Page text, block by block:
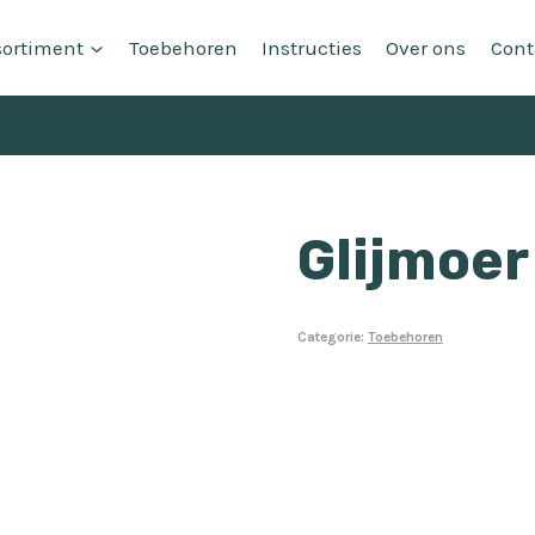
Toebehoren Instructies Over ons
Glijmoer
Categorie: Toebehoren